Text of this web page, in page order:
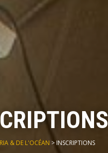
& DE L'OCÉAN > INSCRIPTIONS